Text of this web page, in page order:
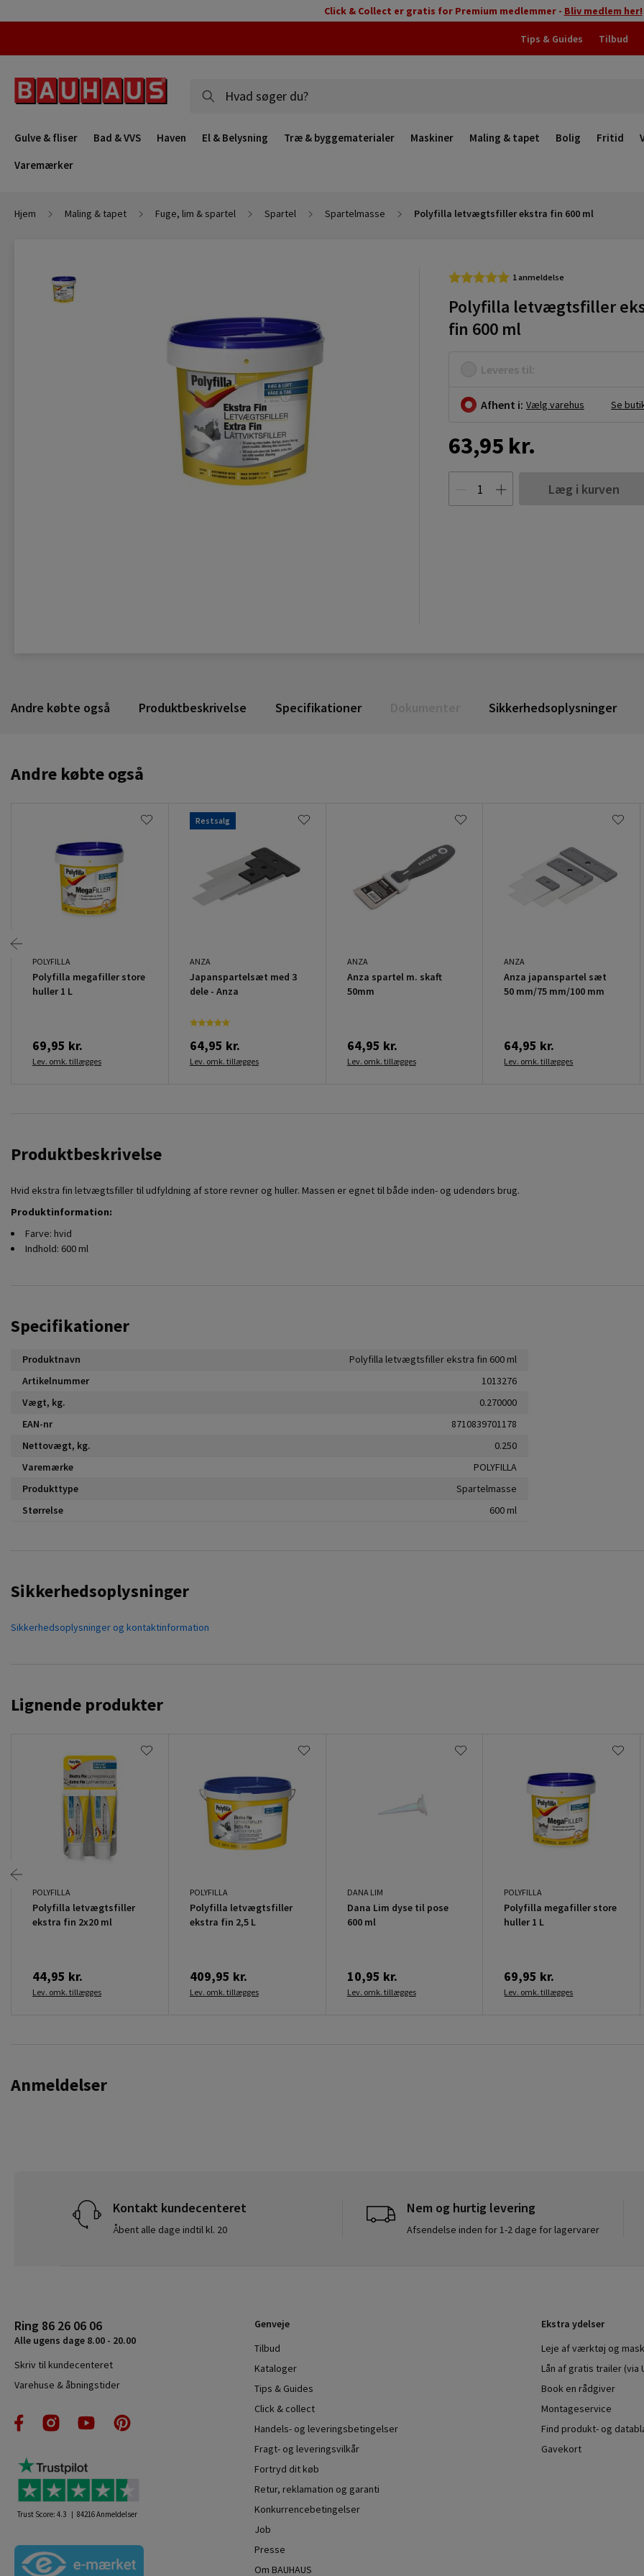
Click & Collect er gratis for Premium medlemmer - Bliv medlem her!
Tips & Guides Tilbud
Gulve & fliser Bad & VVS Haven El & Belysning Træ & byggematerialer Maskiner Maling & tapet Bolig Fritid
Varemærker
Hjem Maling & tapet Fuge, lim & spartel Spartel Spartelmasse Polyfilla letvægtsfiller ekstra fin 600 ml
1 anmeldelse
Polyfilla letvægtsfiller
fin 600 ml
Leveres til:
Afhent i: Vælg varehus Se
63,95 kr.
Læg i kurven
Andre købte også Produktbeskrivelse Specifikationer Sikkerhedsoplysninger
Andre købte også
POLYFILLA
Polyfilla megafiller store
huller 1 L
69,95 kr.
Lev. omk. tillægges
Restsalg
ANZA
Japanspartelsæt med 3
dele - Anza
64,95 kr.
Lev. omk. tillægges
ANZA
Anza spartel m. skaft
50mm
64,95 kr.
Lev. omk. tillægges
ANZA
Anza japanspartel sæt
50 mm/75 mm/100 mm
64,95 kr.
Lev. omk. tillægges
Produktbeskrivelse
Hvid ekstra fin letvægtsfiller til udfyldning af store revner og huller. Massen er egnet til både inden- og udendørs brug.
Produktinformation:
Farve: hvid
Indhold: 600 ml
Specifikationer
Produktnavn
Polyfilla letvægtsfiller ekstra fin 600 ml
Artikelnummer
1013276
Vægt, kg.
0.270000
EAN-nr
8710839701178
Nettovægt, kg.
0.250
Varemærke
POLYFILLA
Produkttype
Spartelmasse
Størrelse
600 ml
Sikkerhedsoplysninger
Sikkerhedsoplysninger og kontaktinformation
Lignende produkter
POLYFILLA
Polyfilla letvægtsfiller
ekstra fin 2x20 ml
44,95 kr.
Lev. omk. tillægges
POLYFILLA
Polyfilla letvægtsfiller
ekstra fin 2,5 L
409,95 kr.
Lev. omk. tillægges
DANA LIM
Dana Lim dyse til pose
600 ml
10,95 kr.
Lev. omk. tillægges
POLYFILLA
Polyfilla megafiller store
huller 1 L
69,95 kr.
Lev. omk. tillægges
Anmeldelser
Kontakt kundecenteret
Åbent alle dage indtil kl. 20
Nem og hurtig levering
Afsendelse inden for 1-2 dage for lagervarer
Ring 86 26 06 06
Alle ugens dage 8.00 - 20.00
Skriv til kundecenteret
Varehuse & åbningstider
Trust Score: 4.3 84216Anmeldelser
Genveje
Tilbud
Kataloger
Tips & Guides
Click & collect
Handels- og leveringsbetingelser
Fragt- og leveringsvilkår
Fortryd dit køb
Retur, reklamation og garanti
Konkurrencebetingelser
Job
Presse
Om BAUHAUS
Ekstra ydelser
Leje af værktøj og
Lån af gratis trailer (via
Book en rådgiver
Montageservice
Find produkt- og
Gavekort